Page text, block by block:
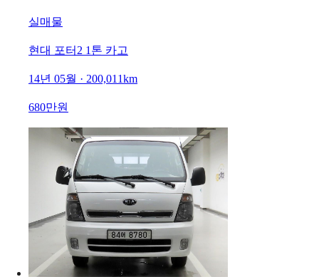
실매물
현대 포터2 1톤 카고
14년 05월 · 200,011km
680만원